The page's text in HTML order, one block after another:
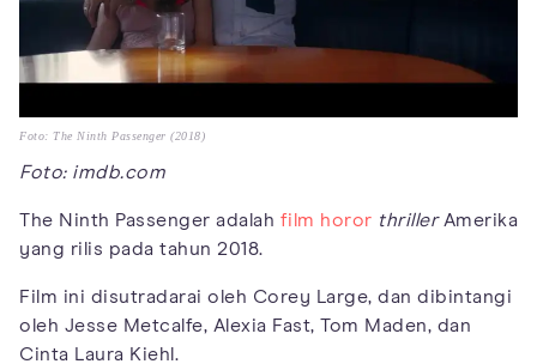
Foto: The Ninth Passenger (2018)
Foto: imdb.com
The Ninth Passenger adalah film horor thrillerAmerika
yang rilis pada tahun 2018.
Film ini disutradarai oleh Corey Large, dan dibintangi
oleh Jesse Metcalfe, Alexia Fast, Tom Maden, dan
Cinta Laura Kiehl.